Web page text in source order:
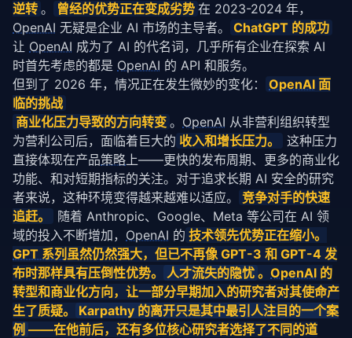
逆转 。 曾经的优势正在变成劣势 在 2023-2024 年，
OpenAI 无疑是企业 AI 市场的主导者。
ChatGPT 的成功
让 OpenAI 成为了 AI 的代名词，几乎所有企业在探索 AI
时首先考虑的都是 OpenAI 的 API 和服务。
但到了 2026 年，情况正在发生微妙的变化：
OpenAI 面
临的挑战
商业化压力导致的方向转变 。 OpenAI 从非营利组织转型
为营利公司后，面临着巨大的 收入和增长压力。
这种压力
直接体现在产品策略上——更快的发布周期、更多的商业化
功能、和对短期指标的关注。对于追求长期 AI 安全的研究
者来说，这种环境变得越来越难以适应。
竞争对手的快速
追赶。
随着 Anthropic、Google、Meta 等公司在 AI 领
域的投入不断增加， OpenAI 的 技术领先优势正在缩小。
GPT 系列 虽然仍然强大，但已不再像 GPT-3 和 GPT-4 发
布时那样具有压倒性优势。
人才流失的隐忧 。 OpenAI 的
转型和商业化方向，让一部分早期加入的研究者对其使命产
生了质疑。
Karpathy 的离开只是其中最引人注目的一个案
例 ——在他前后，还有多位核心研究者选择了不同的道